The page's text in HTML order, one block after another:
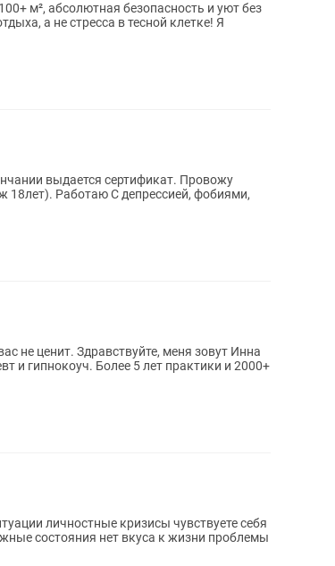
м², абсолютная безопасность и уют без
а не стресса в тесной клетке! Я
выдается сертификат. Провожу
Работаю С депрессией, фобиями,
меня зовут Инна
и гипнокоуч. Более 5 лет практики и 2000+
личностные кризисы чувствуете себя